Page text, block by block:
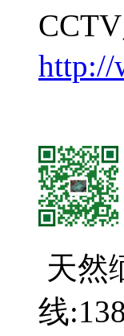
http://
天然
线